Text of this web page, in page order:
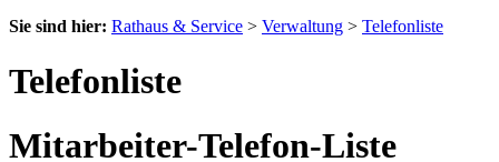
Sie sind hier: Rathaus & Service > Verwaltung > Telefonliste
Telefonliste
Mitarbeiter-Telefon-Liste